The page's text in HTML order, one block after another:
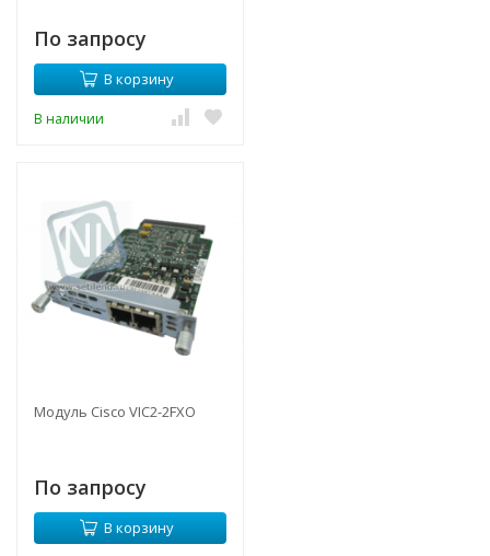
По запросу
В корзину
В наличии
Модуль Cisco VIC2-2FXO
По запросу
В корзину